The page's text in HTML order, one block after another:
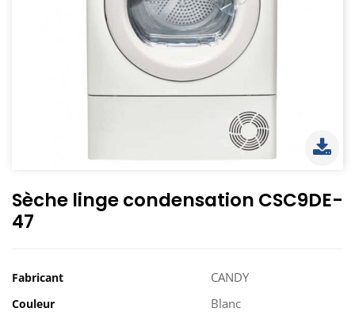
Sèche linge condensation CSC9DE-
47
Fabricant CANDY
Couleur Blanc